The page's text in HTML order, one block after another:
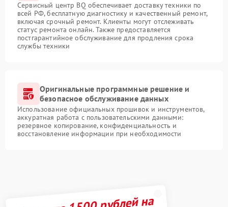
Сервисный центр BQ обеспечивает доставку техники по
всей РФ, бесплатную диагностику и качественный ремонт,
включая срочный ремонт. Клиенты могут отслеживать
статус ремонта онлайн. Также предоставляется
постгарантийное обслуживание для продления срока
службы техники
Оригинальные программные решение и
безопасное обслуживание данных
Использование официальных прошивок и инструментов,
аккуратная работа с пользовательскими данными:
резервное копирование, конфиденциальность и
восстановление информации при необходимости